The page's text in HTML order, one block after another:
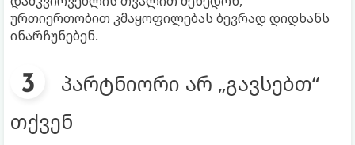
ურთიერთობით კმაყოფილებას ბევრად დიდხანს
ინარჩუნებენ.
პარტნიორი არ „გავსებთ“
თქვენ